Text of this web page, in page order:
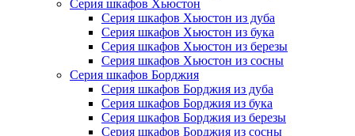
Серия шкафов Хьюстон
Серия шкафов Хьюстон из дуба
Серия шкафов Хьюстон из бука
Серия шкафов Хьюстон из березы
Серия шкафов Хьюстон из сосны
Серия шкафов Борджия
Серия шкафов Борджия из дуба
Серия шкафов Борджия из бука
Серия шкафов Борджия из березы
Серия шкафов Борджия из сосны